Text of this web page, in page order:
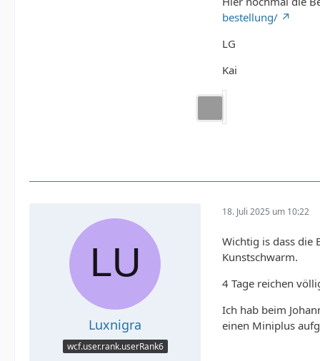
bestellung/
LG
Kai
Luxnigra
wcf.user.rank.userRank6
18. Juli 2025 um 10:22
Wichtig is dass die
Kunstschwarm.
4 Tage reichen
Ich hab beim
einen Miniplus